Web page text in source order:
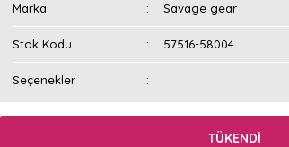
Marka Savage gear
Stok Kodu 57516-58004
Seçenekler
TÜKENDİ